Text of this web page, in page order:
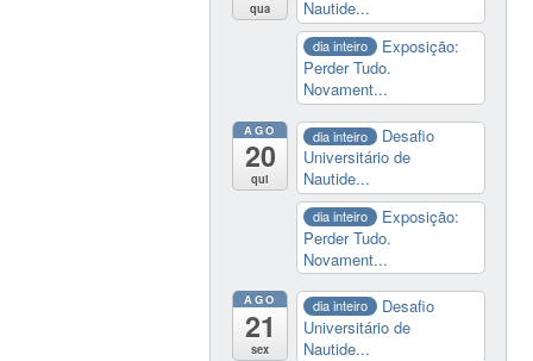
qua
Nautide...
dia inteiro
Exposição:
Perder Tudo.
Novament...
AGO
20
qui
dia inteiro
Desafio
Universitário de
Nautide...
dia inteiro
Exposição:
Perder Tudo.
Novament...
AGO
21
sex
dia inteiro
Desafio
Universitário de
Nautide...